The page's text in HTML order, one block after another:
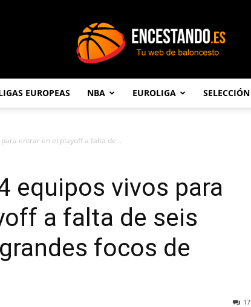
EUROPEAS NBA EUROLIGA SELECCIÓN
entrar en el playoff a falta de...
equipos vivos para
a falta de seis
focos de
17